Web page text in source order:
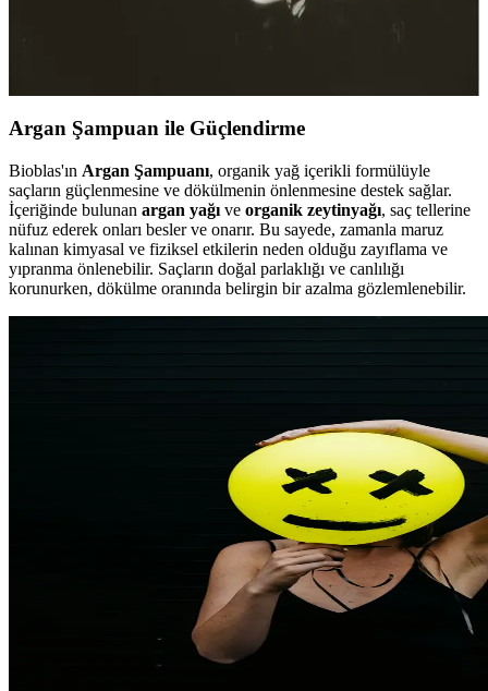
Argan Şampuan ile Güçlendirme
Bioblas'ın Argan Şampuanı, organik yağ içerikli formülüyle
saçların güçlenmesine ve dökülmenin önlenmesine destek sağlar.
İçeriğinde bulunan argan yağı ve organik zeytinyağı, saç tellerine
nüfuz ederek onları besler ve onarır. Bu sayede, zamanla maruz
kalınan kimyasal ve fiziksel etkilerin neden olduğu zayıflama ve
yıpranma önlenebilir. Saçların doğal parlaklığı ve canlılığı
korunurken, dökülme oranında belirgin bir azalma gözlemlenebilir.